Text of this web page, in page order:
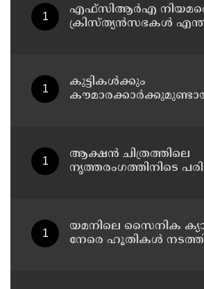
എഫ്‌സിആര്‍എ
ക്രിസ്ത്യന്‍സഭകള്‍
കുട്ടികൾക്കും
ആക്ഷൻ ചിത്രത്തിലെ
നൃത്തരംഗത്തിനിടെ
യമനിലെ സൈനിക
നേരെ ഹൂതികൾ